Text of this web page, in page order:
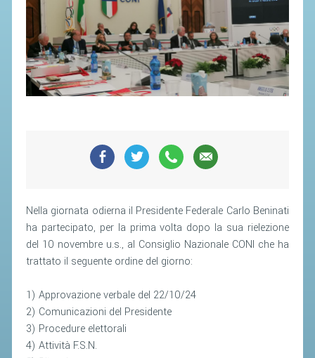
Nella giornata odierna il Presidente Federale Carlo Beninati
ha partecipato, per la prima volta dopo la sua rielezione
del 10 novembre u.s., al Consiglio Nazionale CONI che ha
trattato il seguente ordine del giorno:
1) Approvazione verbale del 22/10/24
2) Comunicazioni del Presidente
3) Procedure elettorali
4) Attività F.S.N.
SEGRETERIA FEDERALE
CONTATTI
AVVISI E BANDI
CIRCOLARI
RESPONSABILITÀ SOCIALE
RICHIESTA PATROCINIO
REGOLAMENTI
PROVVEDIMENTI
ORGANI DI GIUSTIZIA FEDERALE
MAGLIA AZZURRA